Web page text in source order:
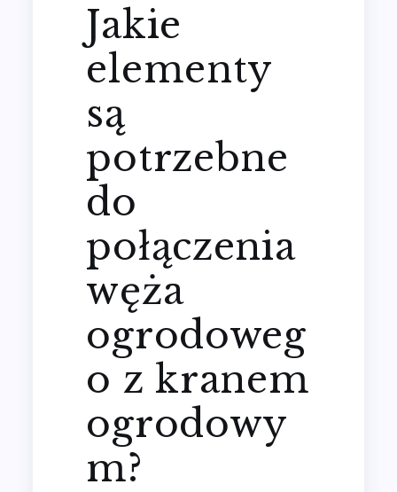
Jakie
elementy
są
potrzebne
do
połączenia
węża
ogrodoweg
o z kranem
ogrodowy
m?